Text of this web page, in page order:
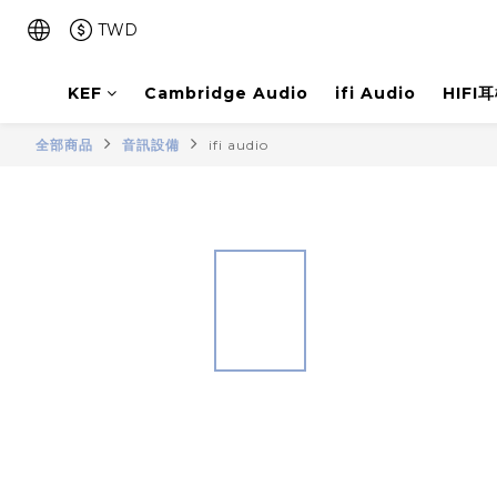
TWD
KEF Cambridge Audio ifi Audio HIFI耳
全部商品 音訊設備 ifi audio